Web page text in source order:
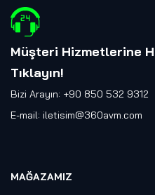
Müşteri Hizmetlerine
Tıklayın!
Bizi Arayın: +90 850 532 9312
E-mail: iletisim@360avm.com
MAĞAZAMIZ